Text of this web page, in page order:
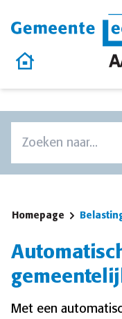
Gemeente
Homepage
Homepage
Met een